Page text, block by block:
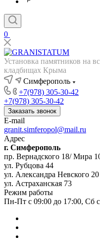
0
Установка памятников на
кладбищах Крыма
Симферополь
+7(978) 305-30-42
+7(978) 305-30-42
Заказать звонок
E-mail
granit.simferopol@mail.ru
Адрес
г. Симферополь
пр. Вернадского 18/ Мира
ул. Рубцова 44
ул. Александра Невского 20
ул. Астраханская 73
Режим работы
Пн-Пт с 09:00 до 17:00, Сб